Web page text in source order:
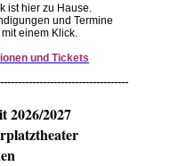
ist hier zu Hause.
und Termine
einem Klick.
und Tickets
2026/2027